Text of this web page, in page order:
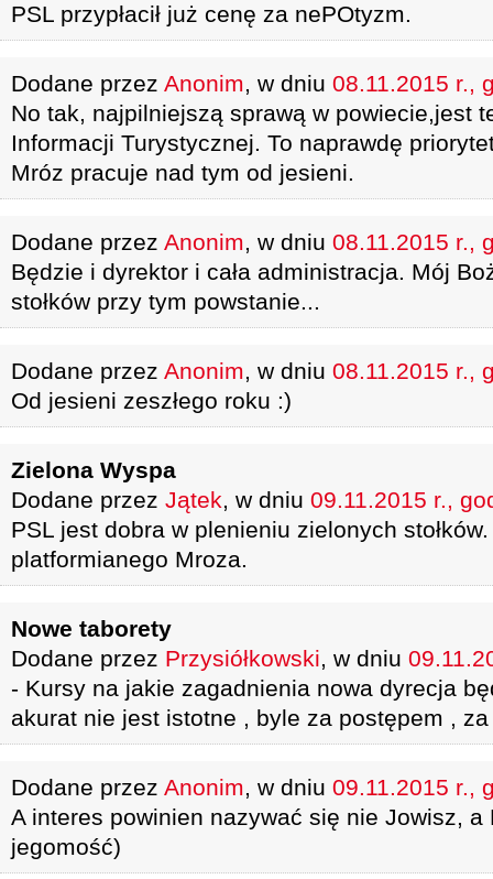
PSL przypłacił już cenę za nePOtyzm.
Dodane przez Anonim, w dniu 08.11.2015 r.,
No tak, najpilniejszą sprawą w powiecie,jest
Informacji Turystycznej. To naprawdę
Mróz pracuje nad tym od jesieni.
Dodane przez Anonim, w dniu 08.11.2015 r.,
Będzie i dyrektor i cała administracja. Mój
stołków przy tym powstanie...
Dodane przez Anonim, w dniu 08.11.2015 r.,
Od jesieni zeszłego roku :)
Zielona Wyspa
Dodane przez Jątek, w dniu 09.11.2015 r.,
PSL jest dobra w plenieniu zielonych
platformianego Mroza.
Nowe taborety
Dodane przez Przysiółkowski, w dniu
- Kursy na jakie zagadnienia nowa dyrecja
akurat nie jest istotne , byle za postępem ,
Dodane przez Anonim, w dniu 09.11.2015 r.,
A interes powinien nazywać się nie Jowisz, a
jegomość)